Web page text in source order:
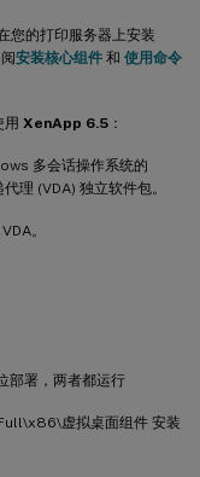
您的打印服务器上安装
安装核心组件 和 使用命令
用 XenApp 6.5 ：
多会话操作系统的
理 (VDA) 独立软件包。
。
部署，两者都运行
虚拟桌面组件 安装